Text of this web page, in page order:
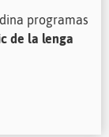
programas
de la lenga